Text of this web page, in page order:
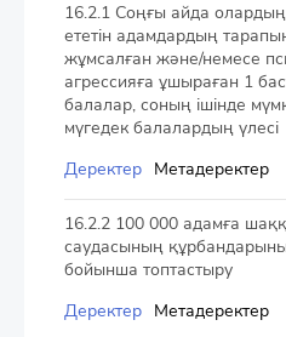
16.2.1 Соңғы айда олардың
ететін адамдардың
жұмсалған және/немесе
агрессияға ұшыраған 1
балалар, соның ішінде
мүгедек балалардың үлесі
Деректер Метадеректер
16.2.2 100 000 адамға
саудасының
бойынша топтастыру
Деректер Метадеректер